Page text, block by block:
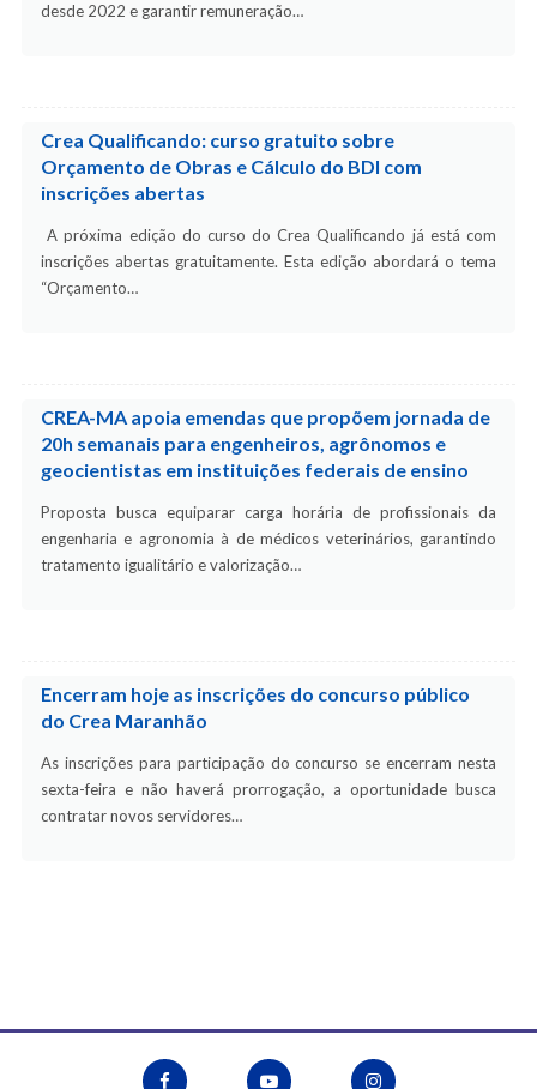
desde 2022 e garantir remuneração…
Crea Qualificando: curso gratuito sobre
Orçamento de Obras e Cálculo do BDI com
inscrições abertas
A próxima edição do curso do Crea Qualificando já está com
inscrições abertas gratuitamente. Esta edição abordará o tema
“Orçamento…
CREA-MA apoia emendas que propõem jornada de
20h semanais para engenheiros, agrônomos e
geocientistas em instituições federais de ensino
Proposta busca equiparar carga horária de profissionais da
engenharia e agronomia à de médicos veterinários, garantindo
tratamento igualitário e valorização…
Encerram hoje as inscrições do concurso público
do Crea Maranhão
As inscrições para participação do concurso se encerram nesta
sexta-feira e não haverá prorrogação, a oportunidade busca
contratar novos servidores…